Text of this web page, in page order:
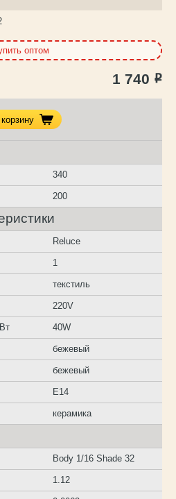
оптом
1 740 Р
340
200
Reluce
1
текстиль
220V
40W
бежевый
бежевый
E14
керамика
Body 1/16 Shade 32
1.12